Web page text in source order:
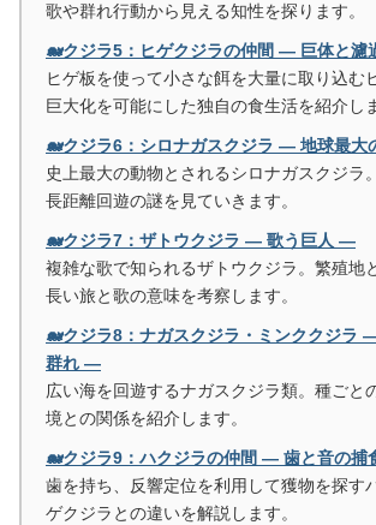
歌や群れ行動から見える知性を探ります。
🐋クジラ5：ヒゲクジラの仲間 ― 巨体と
ヒゲ板を使って小さな餌を大量に取り込む
巨大化を可能にした独自の食生活を紹介し
🐋クジラ6：シロナガスクジラ ― 地球最
史上最大の動物とされるシロナガスクジラ
長距離回遊の謎を見ていきます。
🐋クジラ7：ザトウクジラ ― 歌う巨人 ―
複雑な歌で知られるザトウクジラ。繁殖地
長い旅と歌の意味を考察します。
🐋クジラ8：ナガスクジラ・ミンククジラ
群れ ―
広い海を回遊するナガスクジラ類。種ごと
境との関係を紹介します。
🐋クジラ9：ハクジラの仲間 ― 歯と音の
歯を持ち、反響定位を利用して獲物を探す
ゲクジラとの違いを解説します。